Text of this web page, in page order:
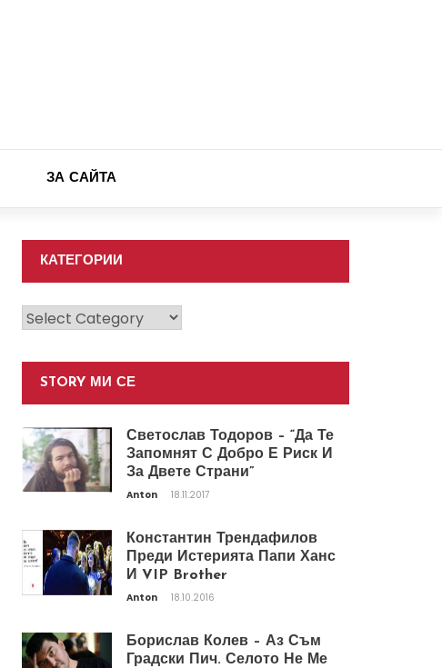
ЗА САЙТА
КАТЕГОРИИ
Категории
STORY МИ СЕ
Светослав Тодоров – “Да Те
Запомнят С Добро Е Риск И
За Двете Страни”
Anton 18.11.2017
Константин Трендафилов
Преди Истерията Папи Ханс
И VIP Brother
Anton 18.10.2016
Борислав Колев – Аз Съм
Градски Пич. Селото Не Ме